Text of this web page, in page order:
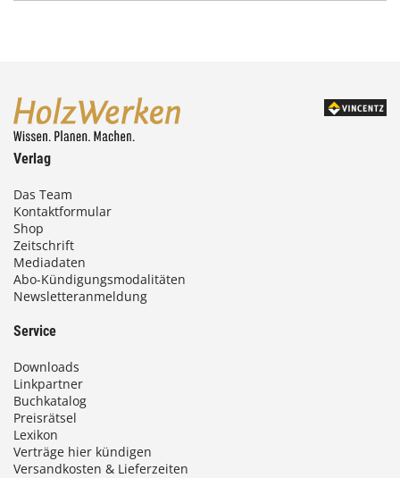
Verlag
Das Team
Kontaktformular
Shop
Zeitschrift
Mediadaten
Abo-Kündigungsmodalitäten
Newsletteranmeldung
Service
Downloads
Linkpartner
Buchkatalog
Preisrätsel
Lexikon
Verträge hier kündigen
Versandkosten & Lieferzeiten